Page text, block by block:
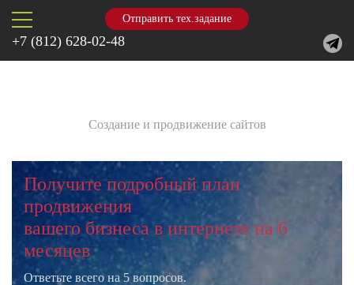
Отправить тех.задание
+7 (812) 628-02-48
Создание и продвижение сайтов
Получите подробный план
продвижения
вашего бизнеса в интернете на 6
месяцев
Ответьте всего на 5 вопросов.